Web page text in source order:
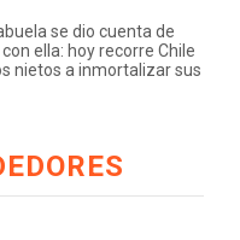
se dio cuenta de
ella: hoy recorre Chile
nietos a inmortalizar sus